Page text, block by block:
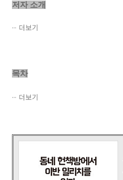
저자 소개
더보기
목차
더보기